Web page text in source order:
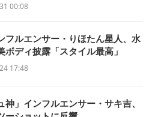
00:08
フルエンサー・りほたん星人、水
ボディ披露「スタイル最高」
17:48
神」インフルエンサー・サキ吉、